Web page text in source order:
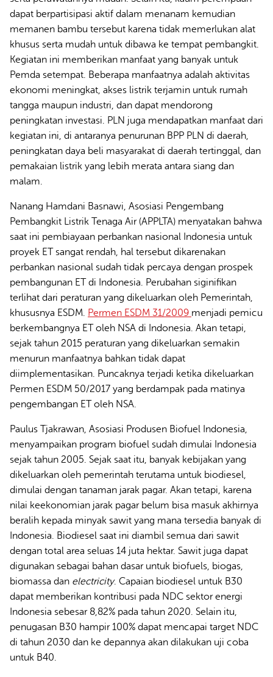
dapat berpartisipasi aktif dalam menanam kemudian
memanen bambu tersebut karena tidak memerlukan alat
khusus serta mudah untuk dibawa ke tempat pembangkit.
Kegiatan ini memberikan manfaat yang banyak untuk
Pemda setempat. Beberapa manfaatnya adalah aktivitas
ekonomi meningkat, akses listrik terjamin untuk rumah
tangga maupun industri, dan dapat mendorong
peningkatan investasi. PLN juga mendapatkan manfaat dari
kegiatan ini, di antaranya penurunan BPP PLN di daerah,
peningkatan daya beli masyarakat di daerah tertinggal, dan
pemakaian listrik yang lebih merata antara siang dan
malam.
Nanang Hamdani Basnawi, Asosiasi Pengembang
Pembangkit Listrik Tenaga Air (APPLTA) menyatakan bahwa
saat ini pembiayaan perbankan nasional Indonesia untuk
proyek ET sangat rendah, hal tersebut dikarenakan
perbankan nasional sudah tidak percaya dengan prospek
pembangunan ET di Indonesia. Perubahan siginifikan
terlihat dari peraturan yang dikeluarkan oleh Pemerintah,
khususnya ESDM. Permen ESDM 31/2009 menjadi pemicu
berkembangnya ET oleh NSA di Indonesia. Akan tetapi,
sejak tahun 2015 peraturan yang dikeluarkan semakin
menurun manfaatnya bahkan tidak dapat
diimplementasikan. Puncaknya terjadi ketika dikeluarkan
Permen ESDM 50/2017 yang berdampak pada matinya
pengembangan ET oleh NSA.
Paulus Tjakrawan, Asosiasi Produsen Biofuel Indonesia,
menyampaikan program biofuel sudah dimulai Indonesia
sejak tahun 2005. Sejak saat itu, banyak kebijakan yang
dikeluarkan oleh pemerintah terutama untuk biodiesel,
dimulai dengan tanaman jarak pagar. Akan tetapi, karena
nilai keekonomian jarak pagar belum bisa masuk akhirnya
beralih kepada minyak sawit yang mana tersedia banyak di
Indonesia. Biodiesel saat ini diambil semua dari sawit
dengan total area seluas 14 juta hektar. Sawit juga dapat
digunakan sebagai bahan dasar untuk biofuels, biogas,
biomassa dan electricity. Capaian biodiesel untuk B30
dapat memberikan kontribusi pada NDC sektor energi
Indonesia sebesar 8,82% pada tahun 2020. Selain itu,
penugasan B30 hampir 100% dapat mencapai target NDC
di tahun 2030 dan ke depannya akan dilakukan uji coba
untuk B40.